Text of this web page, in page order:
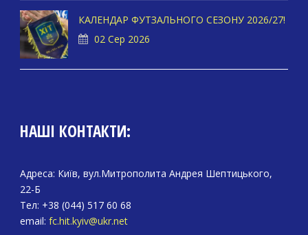
КАЛЕНДАР ФУТЗАЛЬНОГО СЕЗОНУ 2026/27!
02 Сер 2026
НАШІ КОНТАКТИ:
Адреса: Київ, вул.Митрополита Андрея Шептицького,
22-Б
Тел: +38 (044) 517 60 68
email: fc.hit.kyiv@ukr.net